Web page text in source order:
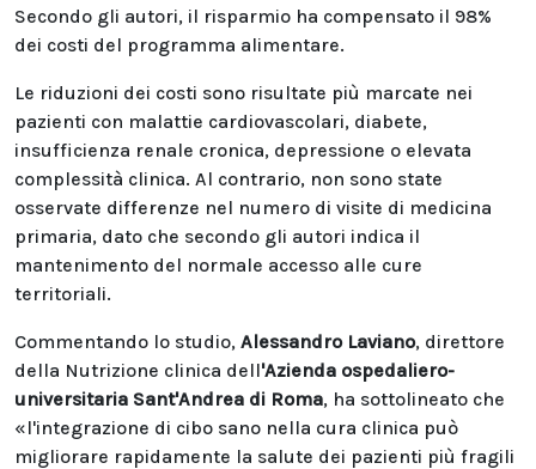
Secondo gli autori, il risparmio ha compensato il 98%
dei costi del programma alimentare.
Le riduzioni dei costi sono risultate più marcate nei
pazienti con malattie cardiovascolari, diabete,
insufficienza renale cronica, depressione o elevata
complessità clinica. Al contrario, non sono state
osservate differenze nel numero di visite di medicina
primaria, dato che secondo gli autori indica il
mantenimento del normale accesso alle cure
territoriali.
Commentando lo studio, Alessandro Laviano, direttore
della Nutrizione clinica dell'Azienda ospedaliero-
universitaria Sant'Andrea di Roma, ha sottolineato che
«l'integrazione di cibo sano nella cura clinica può
migliorare rapidamente la salute dei pazienti più fragili